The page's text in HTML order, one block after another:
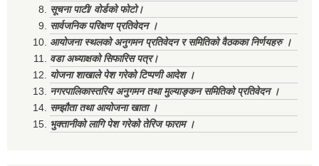
सूचना पाटी/ वोर्डको फोटो।
सार्वजनिक परिक्षण प्रतिवेदन ।
आयोजना स्थलको अनुगमन प्रतिवेदन र समितिको वैठकका निर्णयहरु ।
वडा अध्याक्षको सिफारिस पत्र।
योजना शाखाले पेश गरेको टिप्पणी आदेश ।
नगरपालिकास्तरिय अनुगमन तथा मुल्याङ्कन समितिको प्रतिवेदन ।
सम्झौता तथा आयोजना खाता ।
भुक्तानीको लागि पेश गरेको तेरिज फाराम ।